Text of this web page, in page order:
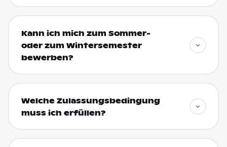
Kann ich mich zum Sommer-
oder zum Wintersemester
bewerben?
Welche Zulassungsbedingung
muss ich erfüllen?